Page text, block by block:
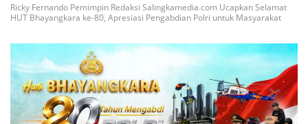
Ricky Fernando Pemimpin Redaksi Salingkamedia.com Ucapkan Selamat
HUT Bhayangkara ke-80, Apresiasi Pengabdian Polri untuk Masyarakat